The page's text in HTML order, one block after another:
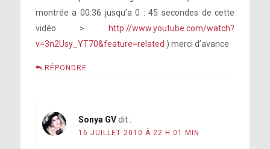
montrée a 00:36 jusqu’a 0 : 45 secondes de cette
vidéo >
http://www.youtube.com/watch?
v=3n2Usy_YT70&feature=related ) merci d’avance
RÉPONDRE
Sonya GV dit :
16 JUILLET 2010 À 22 H 01 MIN